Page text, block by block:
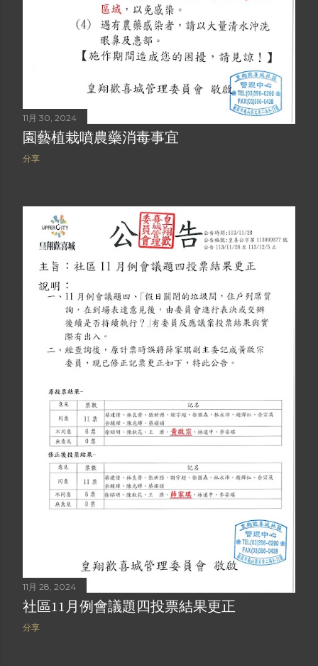
11月 30, 2024
園藝植栽噴農藥消毒事宜
分享
11月 28, 2024
社區11月例會議題四投票結果更正
分享